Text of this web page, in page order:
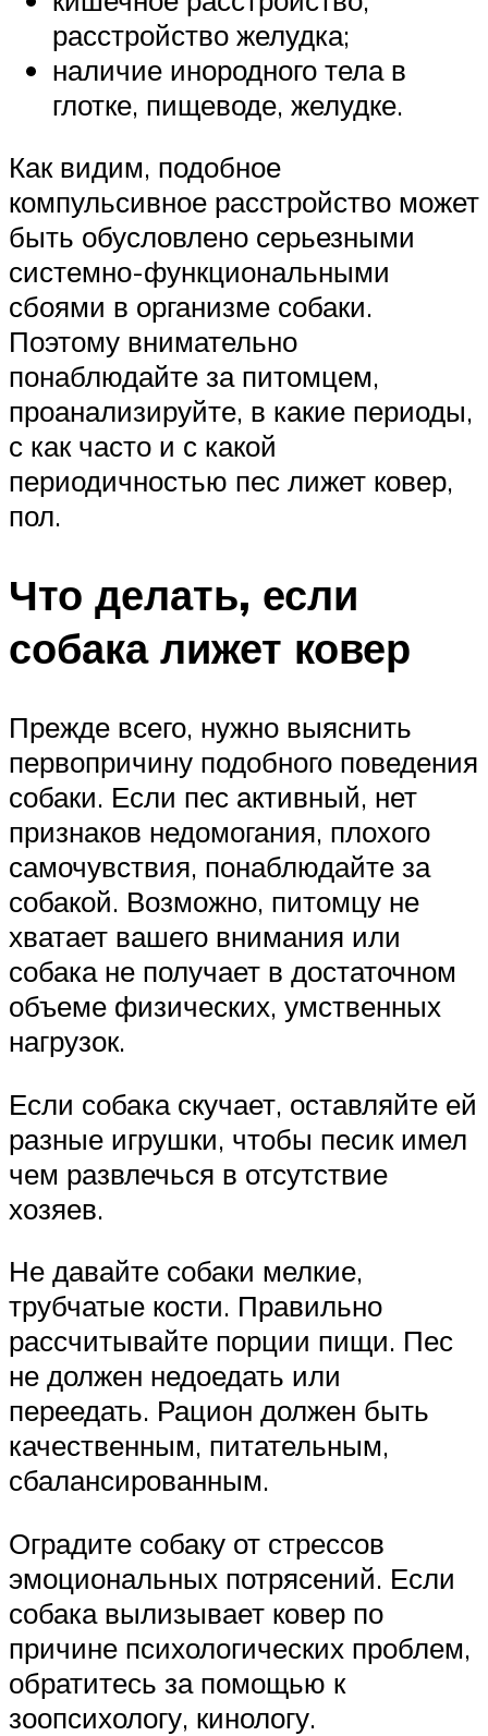
расстройство желудка;
наличие инородного тела в
глотке, пищеводе, желудке.
Как видим, подобное
компульсивное расстройство может
быть обусловлено серьезными
системно-функциональными
сбоями в организме собаки.
Поэтому внимательно
понаблюдайте за питомцем,
проанализируйте, в какие периоды,
с как часто и с какой
периодичностью пес лижет ковер,
пол.
Что делать, если
собака лижет ковер
Прежде всего, нужно выяснить
первопричину подобного поведения
собаки. Если пес активный, нет
признаков недомогания, плохого
самочувствия, понаблюдайте за
собакой. Возможно, питомцу не
хватает вашего внимания или
собака не получает в достаточном
объеме физических, умственных
нагрузок.
Если собака скучает, оставляйте ей
разные игрушки, чтобы песик имел
чем развлечься в отсутствие
хозяев.
Не давайте собаки мелкие,
трубчатые кости. Правильно
рассчитывайте порции пищи. Пес
не должен недоедать или
переедать. Рацион должен быть
качественным, питательным,
сбалансированным.
Оградите собаку от стрессов
эмоциональных потрясений. Если
собака вылизывает ковер по
причине психологических проблем,
обратитесь за помощью к
зоопсихологу, кинологу.